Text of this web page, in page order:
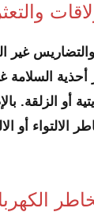
غير
السلامة
أو
الالتواء أو